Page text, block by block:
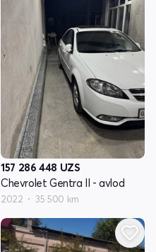
157 286 448 UZS
Chevrolet Gentra II - avlod
2022 35 500 km